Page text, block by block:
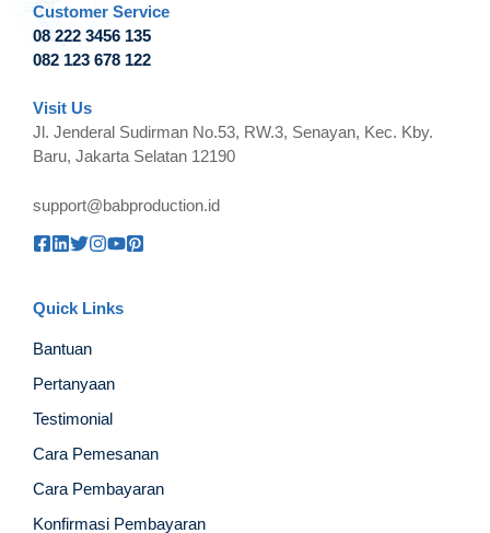
Customer Service
08 222 3456 135
082 123 678 122
Visit Us
Jl. Jenderal Sudirman No.53, RW.3, Senayan, Kec. Kby.
Baru, Jakarta Selatan 12190
support@babproduction.id
Quick Links
Bantuan
Pertanyaan
Testimonial
Cara Pemesanan
Cara Pembayaran
Konfirmasi Pembayaran